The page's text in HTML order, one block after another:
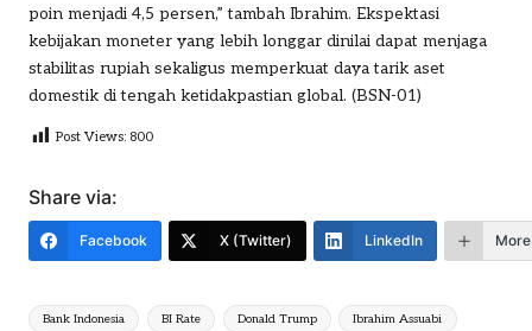
poin menjadi 4,5 persen,” tambah Ibrahim. Ekspektasi
kebijakan moneter yang lebih longgar dinilai dapat menjaga
stabilitas rupiah sekaligus memperkuat daya tarik aset
domestik di tengah ketidakpastian global. (BSN-01)
Post Views: 800
Share via:
Facebook X (Twitter) LinkedIn More
Tags:
Bank Indonesia BI Rate Donald Trump Ibrahim Assuabi